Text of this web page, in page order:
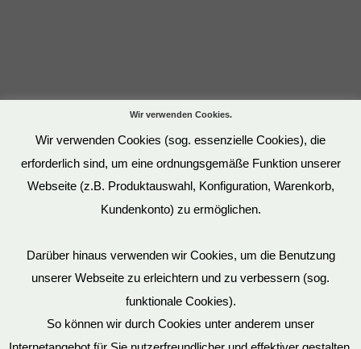
Datenschutz
Wir verwenden Cookies.
Wir verwenden Cookies (sog. essenzielle Cookies), die
erforderlich sind, um eine ordnungsgemäße Funktion unserer
Webseite (z.B. Produktauswahl, Konfiguration, Warenkorb,
Kundenkonto) zu ermöglichen.
Darüber hinaus verwenden wir Cookies, um die Benutzung
unserer Webseite zu erleichtern und zu verbessern (sog.
funktionale Cookies).
So können wir durch Cookies unter anderem unser